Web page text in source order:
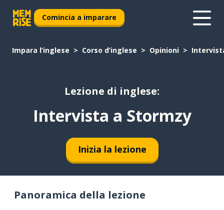
Comincia a imparare
Impara l’inglese Corso d’inglese Opinioni
Lezione di inglese:
Intervista a Stormzy
Inizia la lezione
Panoramica della lezione